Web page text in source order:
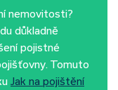
nemovitosti?
důkladně
pojistné
Tomuto
Jak na pojištění